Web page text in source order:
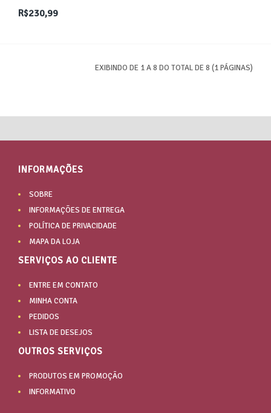
R$230,99
EXIBINDO DE 1 A 8 DO TOTAL DE 8 (1 PÁGINAS)
INFORMAÇÕES
SOBRE
INFORMAÇÕES DE ENTREGA
POLÍTICA DE PRIVACIDADE
MAPA DA LOJA
SERVIÇOS AO CLIENTE
ENTRE EM CONTATO
MINHA CONTA
PEDIDOS
LISTA DE DESEJOS
OUTROS SERVIÇOS
PRODUTOS EM PROMOÇÃO
INFORMATIVO